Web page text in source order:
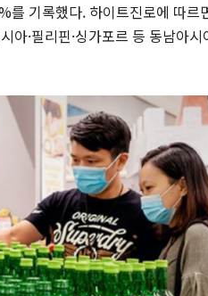
를 기록했다. 하이트진로에 따르
아·필리핀·싱가포르 등 동남아